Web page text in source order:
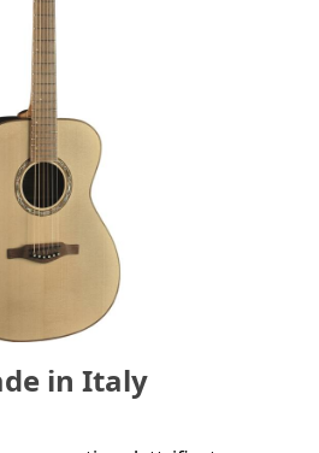
in Italy